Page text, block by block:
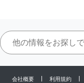
会社概要 利用規約